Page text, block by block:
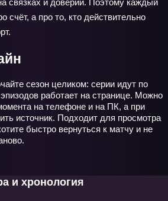
связках и доверии. Поэтому каждый
счёт, а про то, кто действительно
сезон целиком: серии идут по
работает на странице. Можно
на телефоне и на ПК, а при
источник. Подходит для просмотра
быстро вернуться к матчу и не
и хронология